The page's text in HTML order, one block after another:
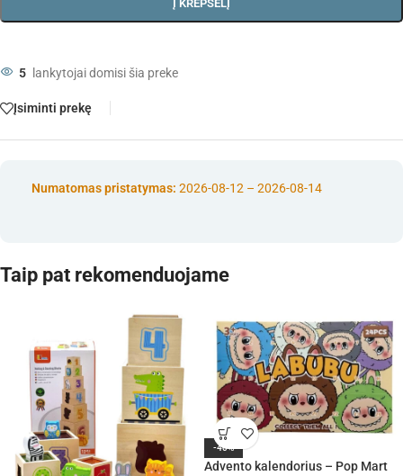
Į KREPŠELĮ
5 lankytojai domisi šia preke
Įsiminti prekę
Numatomas pristatymas: 2026-08-12 – 2026-08-14
Taip pat rekomenduojame
-40%
Advento kalendorius – Pop Mart